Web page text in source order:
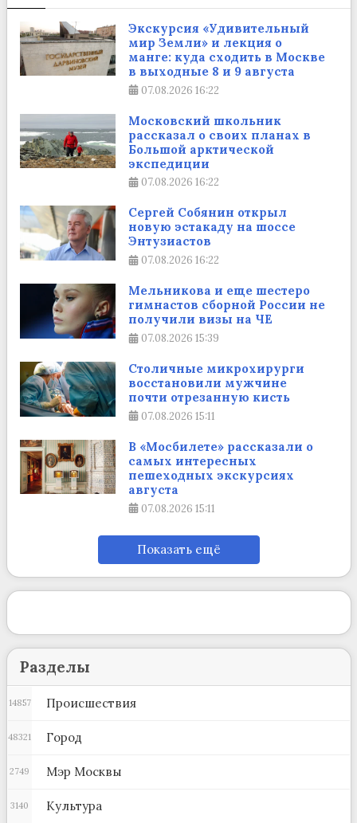
Экскурсия «Удивительный
мир Земли» и лекция о
манге: куда сходить в Москве
в выходные 8 и 9 августа
07.08.2026 16:22
Московский школьник
рассказал о своих планах в
Большой арктической
экспедиции
07.08.2026 16:22
Сергей Собянин открыл
новую эстакаду на шоссе
Энтузиастов
07.08.2026 16:22
Мельникова и еще шестеро
гимнастов сборной России не
получили визы на ЧЕ
07.08.2026 15:39
Столичные микрохирурги
восстановили мужчине
почти отрезанную кисть
07.08.2026 15:11
В «Мосбилете» рассказали о
самых интересных
пешеходных экскурсиях
августа
07.08.2026 15:11
Показать ещё
Разделы
Происшествия
14857
Город
48321
Мэр Москвы
2749
Культура
3140